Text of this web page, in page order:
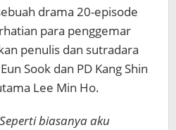
drama 20-episode
para penggemar
penulis dan sutradara
Sook dan PD Kang Shin
Lee Min Ho.
biasanya aku